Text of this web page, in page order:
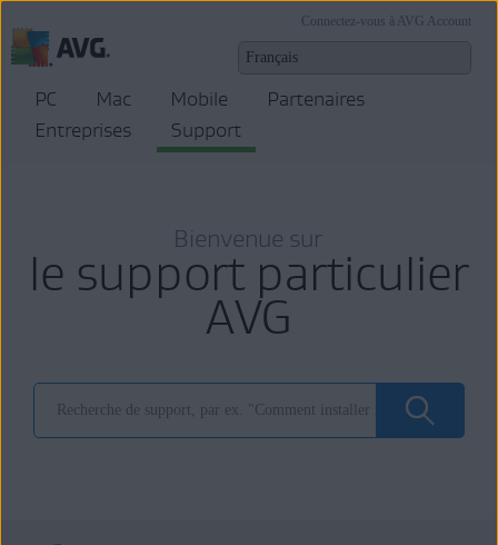
Connectez-vous à AVG Account
PC Mac Mobile
Partenaires
Entreprises
Support
Bienvenue sur
le support particulier
AVG